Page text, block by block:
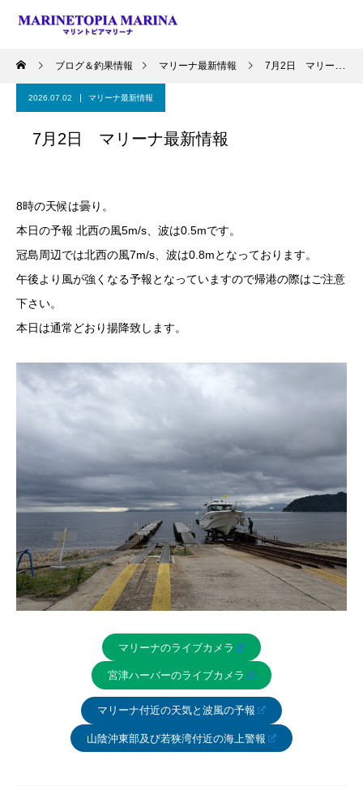
ブログ＆釣果情報 マリーナ最新情報 7月2日 マリーナ最新情報
2026.07.02 マリーナ最新情報
7月2日 マリーナ最新情報
8時の天候は曇り。
本日の予報 北西の風5m/s、波は0.5mです。
冠島周辺では北西の風7m/s、波は0.8mとなっております。
午後より風が強くなる予報となっていますので帰港の際はご注意
下さい。
本日は通常どおり揚降致します。
マリーナのライブカメラ
宮津ハーバーのライブカメラ
マリーナ付近の天気と波風の予報
山陰沖東部及び若狭湾付近の海上警報